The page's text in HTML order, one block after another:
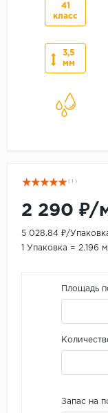
41
класс
3,5
мм
( 1 )
2 290 ₽/
5 028.84 ₽/
1 Упаковка = 2.196
Площадь
Запас на